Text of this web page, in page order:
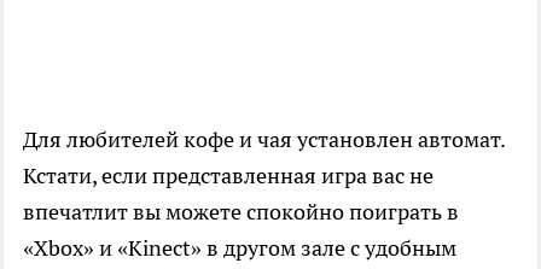
Для любителей кофе и чая установлен автомат.
Кстати, если представленная игра вас не
впечатлит вы можете спокойно поиграть в
«Xbox» и «Kinect» в другом зале с удобным